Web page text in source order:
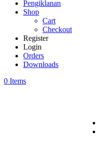
Pengiklanan
Shop
Cart
Checkout
Register
Login
Orders
Downloads
0 Items